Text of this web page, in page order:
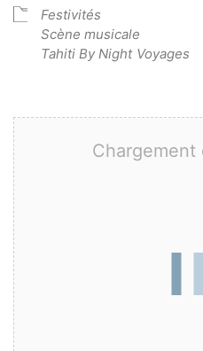
Festivités
Scène musicale
Tahiti By Night Voyages